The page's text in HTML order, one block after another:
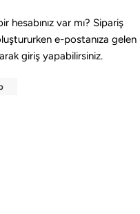
var mı? Sipariş
e-postanıza gelen
giriş yapabilirsiniz.